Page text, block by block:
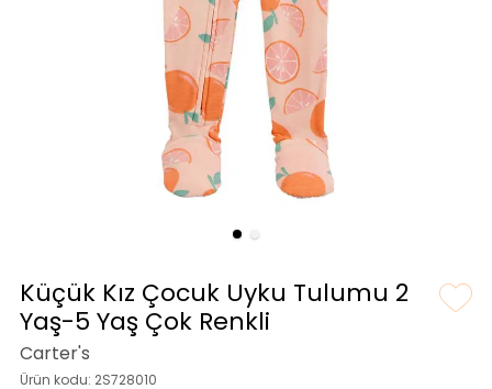
Küçük Kız Çocuk Uyku Tulumu 2
Yaş-5 Yaş Çok Renkli
Carter's
Ürün kodu: 2S728010